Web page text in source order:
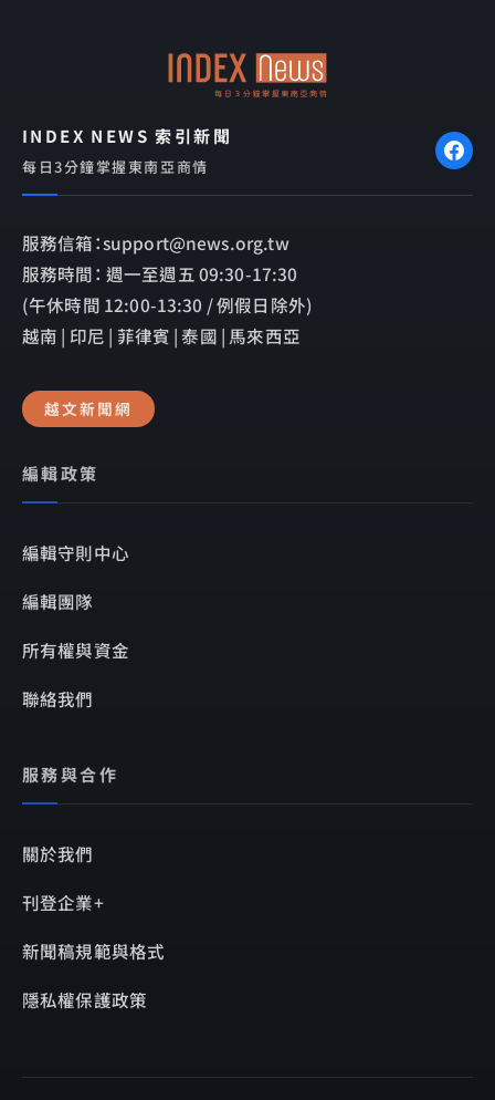
INDEX NEWS 索引新聞
每日3分鐘掌握東南亞商情
服務信箱：support@news.org.tw
服務時間： 週一至週五 09:30-17:30
(午休時間 12:00-13:30 / 例假日除外)
越南 | 印尼 | 菲律賓 | 泰國 | 馬來西亞
越文新聞網
編輯政策
編輯守則中心
編輯團隊
所有權與資金
聯絡我們
服務與合作
關於我們
刊登企業+
新聞稿規範與格式
隱私權保護政策